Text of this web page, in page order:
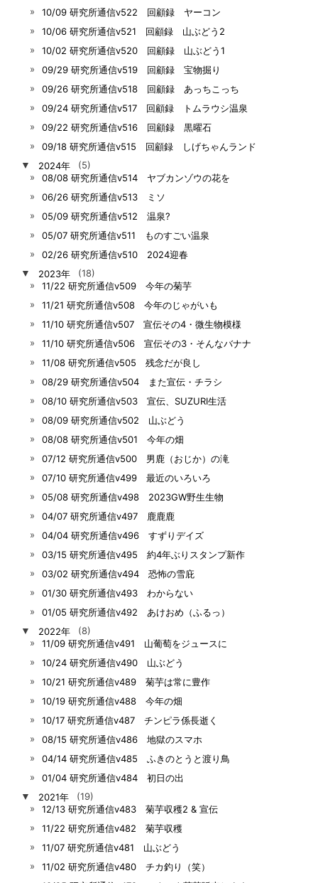
10/09 研究所通信v522 回顧録 ヤーコン
10/06 研究所通信v521 回顧録 山ぶどう2
10/02 研究所通信v520 回顧録 山ぶどう1
09/29 研究所通信v519 回顧録 宝物掘り
09/26 研究所通信v518 回顧録 あっちこっち
09/24 研究所通信v517 回顧録 トムラウシ温泉
09/22 研究所通信v516 回顧録 黒曜石
09/18 研究所通信v515 回顧録 しげちゃんランド
▼
2024年
(5)
08/08 研究所通信v514 ヤブカンゾウの花を
06/26 研究所通信v513 ミソ
05/09 研究所通信v512 温泉?
05/07 研究所通信v511 ものすごい温泉
02/26 研究所通信v510 2024迎春
▼
2023年
(18)
11/22 研究所通信v509 今年の菊芋
11/21 研究所通信v508 今年のじゃがいも
11/10 研究所通信v507 宣伝その4・微生物模様
11/10 研究所通信v506 宣伝その3・そんなバナナ
11/08 研究所通信v505 残念だが良し
08/29 研究所通信v504 また宣伝・チラシ
08/10 研究所通信v503 宣伝、SUZURI生活
08/09 研究所通信v502 山ぶどう
08/08 研究所通信v501 今年の畑
07/12 研究所通信v500 男鹿（おじか）の滝
07/10 研究所通信v499 最近のいろいろ
05/08 研究所通信v498 2023GW野生生物
04/07 研究所通信v497 鹿鹿鹿
04/04 研究所通信v496 すずりデイズ
03/15 研究所通信v495 約4年ぶりスタンプ新作
03/02 研究所通信v494 恐怖の雪庇
01/30 研究所通信v493 わからない
01/05 研究所通信v492 あけおめ（ふるっ）
▼
2022年
(8)
11/09 研究所通信v491 山葡萄をジュースに
10/24 研究所通信v490 山ぶどう
10/21 研究所通信v489 菊芋は常に豊作
10/19 研究所通信v488 今年の畑
10/17 研究所通信v487 チンピラ係長逝く
08/15 研究所通信v486 地獄のスマホ
04/14 研究所通信v485 ふきのとうと渡り鳥
01/04 研究所通信v484 初日の出
▼
2021年
(19)
12/13 研究所通信v483 菊芋収穫2 & 宣伝
11/22 研究所通信v482 菊芋収穫
11/07 研究所通信v481 山ぶどう
11/02 研究所通信v480 チカ釣り（笑）